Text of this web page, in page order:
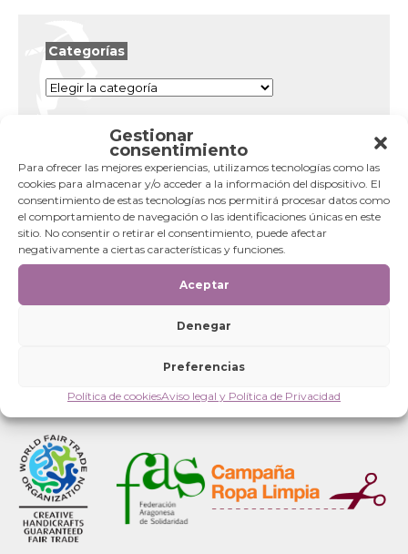
Gestionar
consentimiento
Para ofrecer las mejores experiencias, utilizamos tecnologías como las
cookies para almacenar y/o acceder a la información del dispositivo. El
consentimiento de estas tecnologías nos permitirá procesar datos como
el comportamiento de navegación o las identificaciones únicas en este
sitio. No consentir o retirar el consentimiento, puede afectar
negativamente a ciertas características y funciones.
Aceptar
Denegar
Preferencias
Política de cookiesAviso legal y Política de Privacidad
Categorías
Categorías